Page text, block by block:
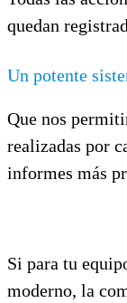
quedan
Un potente
Que nos
realizadas por
informes más
Si para tu
moderno, la